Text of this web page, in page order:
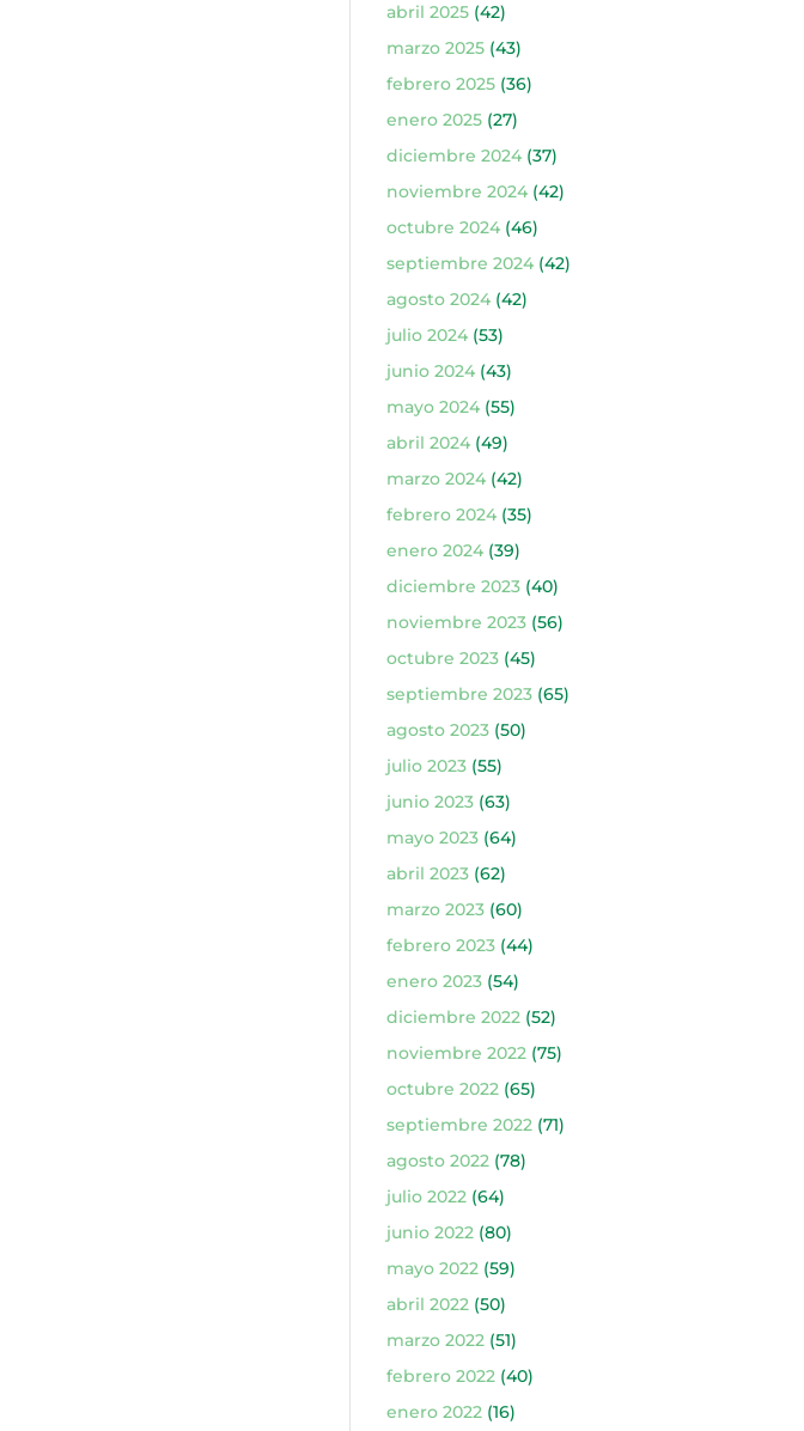
abril 2025(42)
marzo 2025(43)
febrero 2025(36)
enero 2025(27)
diciembre 2024(37)
noviembre 2024(42)
octubre 2024(46)
septiembre 2024(42)
agosto 2024(42)
julio 2024(53)
junio 2024(43)
mayo 2024(55)
abril 2024(49)
marzo 2024(42)
febrero 2024(35)
enero 2024(39)
diciembre 2023(40)
noviembre 2023(56)
octubre 2023(45)
septiembre 2023(65)
agosto 2023(50)
julio 2023(55)
junio 2023(63)
mayo 2023(64)
abril 2023(62)
marzo 2023(60)
febrero 2023(44)
enero 2023(54)
diciembre 2022(52)
noviembre 2022(75)
octubre 2022(65)
septiembre 2022(71)
agosto 2022(78)
julio 2022(64)
junio 2022(80)
mayo 2022(59)
abril 2022(50)
marzo 2022(51)
febrero 2022(40)
enero 2022(16)